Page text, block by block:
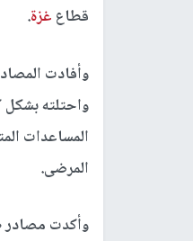
قطاع غزة.
وأفادت
واحتلته
المساعدات
المرضى.
وأكدت مصادر